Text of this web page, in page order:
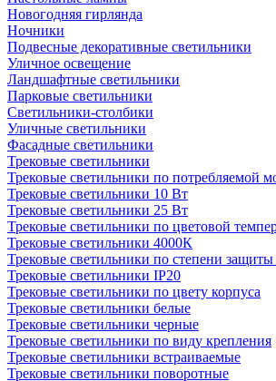
Новогодняя гирлянда
Ночники
Подвесные декоративные светильники
Уличное освещение
Ландшафтные светильники
Парковые светильники
Светильники-столбики
Уличные светильники
Фасадные светильники
Трековые светильники
Трековые светильники по потребляемой
Трековые светильники 10 Вт
Трековые светильники 25 Вт
Трековые светильники по цветовой
Трековые светильники 4000К
Трековые светильники по степени защиты
Трековые светильники IP20
Трековые светильники по цвету корпуса
Трековые светильники белые
Трековые светильники черные
Трековые светильники по виду крепления
Трековые светильники встраиваемые
Трековые светильники поворотные